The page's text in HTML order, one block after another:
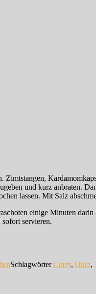
und kurz anbraten.
lassen. Mit Salz
einige Minuten
servieren.
SchlagwörterCurry, Okra,